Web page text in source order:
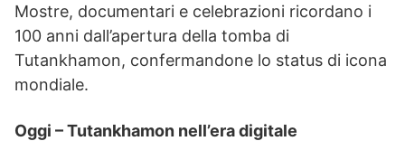
Mostre, documentari e celebrazioni ricordano i
100 anni dall’apertura della tomba di
Tutankhamon, confermandone lo status di icona
mondiale.
Oggi – Tutankhamon nell’era digitale